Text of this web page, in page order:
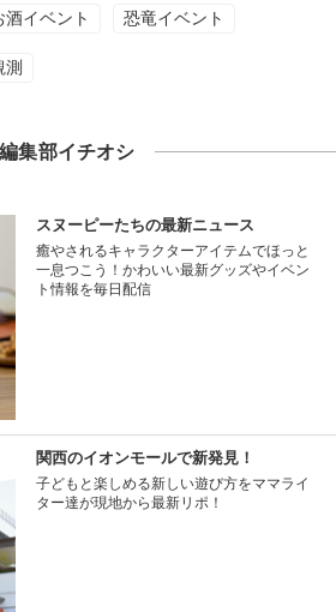
酒イベント 恐竜イベント
編集部イチオシ
スヌーピーたちの最新ニュース
癒やされるキャラクターアイテムでほっと
一息つこう！かわいい最新グッズやイベン
ト情報を毎日配信
関西のイオンモールで新発見！
子どもと楽しめる新しい遊び方をママライ
ター達が現地から最新リポ！